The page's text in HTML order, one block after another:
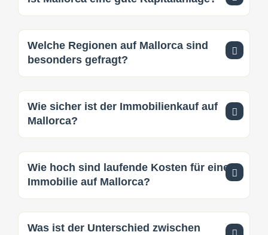
Welche Regionen auf Mallorca sind
besonders gefragt?
Wie sicher ist der Immobilienkauf auf
Mallorca?
Wie hoch sind laufende Kosten für eine
Immobilie auf Mallorca?
Was ist der Unterschied zwischen